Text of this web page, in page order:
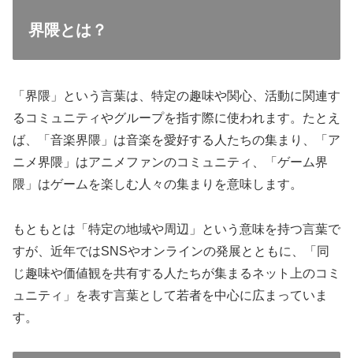
界隈とは？
「界隈」という言葉は、特定の趣味や関心、活動に関連す
るコミュニティやグループを指す際に使われます。たとえ
ば、「音楽界隈」は音楽を愛好する人たちの集まり、「ア
ニメ界隈」はアニメファンのコミュニティ、「ゲーム界
隈」はゲームを楽しむ人々の集まりを意味します。
もともとは「特定の地域や周辺」という意味を持つ言葉で
すが、近年ではSNSやオンラインの発展とともに、「同
じ趣味や価値観を共有する人たちが集まるネット上のコミ
ュニティ」を表す言葉として若者を中心に広まっていま
す。